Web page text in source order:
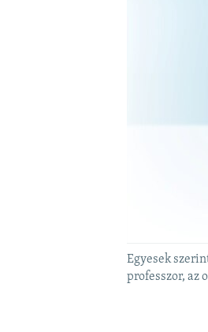
Egyesek
professzor, az